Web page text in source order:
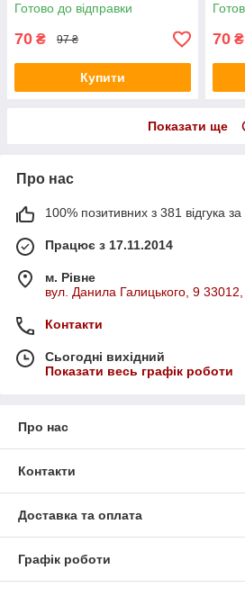
Готово до відправки
70 ₴ 97 ₴
Купити
70 ₴
Показати ще
Про нас
100% позитивних з 381 відгука за
Працює з 17.11.2014
м. Рівне
вул. Данила Галицького, 9 33012,
Контакти
Сьогодні вихідний
Показати весь графік роботи
Про нас
Контакти
Доставка та оплата
Графік роботи